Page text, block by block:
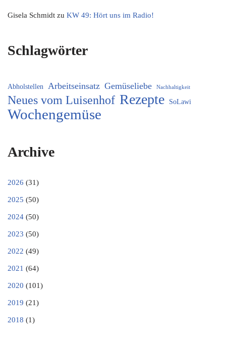
Gisela Schmidt zu KW 49: Hört uns im Radio!
Schlagwörter
Abholstellen Arbeitseinsatz Gemüseliebe Nachhaltigkeit
Neues vom Luisenhof Rezepte SoLawi
Wochengemüse
Archive
2026 (31)
2025 (50)
2024 (50)
2023 (50)
2022 (49)
2021 (64)
2020 (101)
2019 (21)
2018 (1)